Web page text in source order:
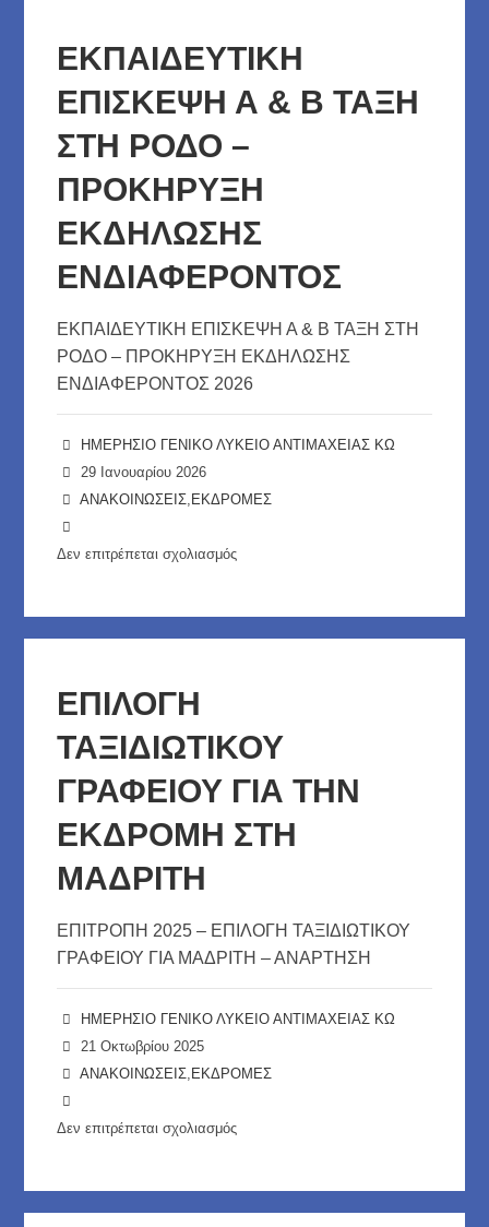
ΓΙΑ
ΕΚΔΡΟΜΗ
ΣΤΗ
ΕΚΠΑΙΔΕΥΤΙΚΗ
ΕΠΙΣΚΕΨΗ Α & Β ΤΑΞΗ
ΣΤΗ ΡΟΔΟ –
ΠΡΟΚΗΡΥΞΗ
ΕΚΔΗΛΩΣΗΣ
ΕΝΔΙΑΦΕΡΟΝΤΟΣ
ΕΚΠΑΙΔΕΥΤΙΚΗ ΕΠΙΣΚΕΨΗ Α & Β ΤΑΞΗ ΣΤΗ
ΡΟΔΟ – ΠΡΟΚΗΡΥΞΗ ΕΚΔΗΛΩΣΗΣ
ΕΝΔΙΑΦΕΡΟΝΤΟΣ 2026
ΗΜΕΡΗΣΙΟ ΓΕΝΙΚΟ ΛΥΚΕΙΟ ΑΝΤΙΜΑΧΕΙΑΣ ΚΩ
29 Ιανουαρίου 2026
ΑΝΑΚΟΙΝΩΣΕΙΣ ΕΚΔΡΟΜΕΣ
Δεν επιτρέπεται σχολιασμός
&
Β
ΤΑΞΗ
ΡΟΔΟ
–
ΕΚΔΗΛΩΣΗΣ
ΕΠΙΛΟΓΗ
ΤΑΞΙΔΙΩΤΙΚΟΥ
ΓΡΑΦΕΙΟΥ ΓΙΑ ΤΗΝ
ΕΚΔΡΟΜΗ ΣΤΗ
ΜΑΔΡΙΤΗ
ΕΠΙΤΡΟΠΗ 2025 – ΕΠΙΛΟΓΗ ΤΑΞΙΔΙΩΤΙΚΟΥ
ΓΡΑΦΕΙΟΥ ΓΙΑ ΜΑΔΡΙΤΗ – ΑΝΑΡΤΗΣΗ
ΗΜΕΡΗΣΙΟ ΓΕΝΙΚΟ ΛΥΚΕΙΟ ΑΝΤΙΜΑΧΕΙΑΣ ΚΩ
21 Οκτωβρίου 2025
ΑΝΑΚΟΙΝΩΣΕΙΣ ΕΚΔΡΟΜΕΣ
Δεν επιτρέπεται σχολιασμός